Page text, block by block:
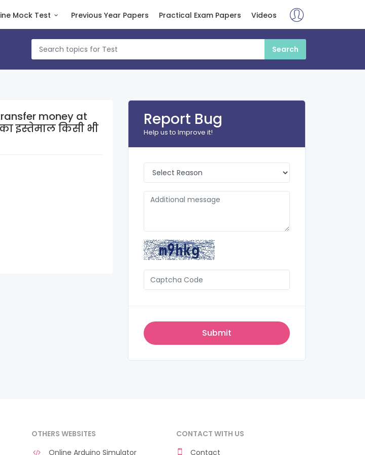
Mock Test Previous Year Papers Practical Exam Papers Videos
money at
Report Bug
Help us to Improve it!
OTHERS WEBSITES
Online Arduino Simulator
CONTACT WITH US
Contact